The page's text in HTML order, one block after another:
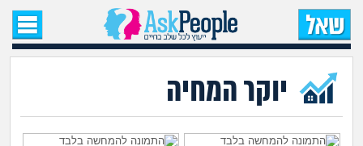
עמוד הבית
שאלות חדשות
יוקר המחיה